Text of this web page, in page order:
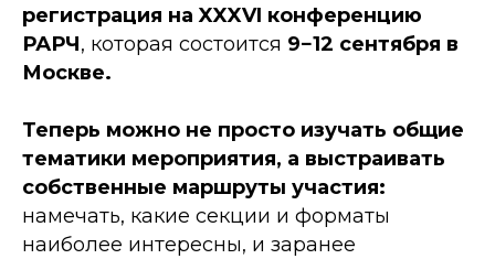
регистрация на XXXVI конференцию
РАРЧ, которая состоится 9−12 сентября в
Москве.
Теперь можно не просто изучать общие
тематики мероприятия, а выстраивать
собственные маршруты участия:
намечать, какие секции и форматы
наиболее интересны, и заранее